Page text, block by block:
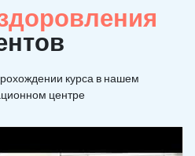
курса в нашем
центре